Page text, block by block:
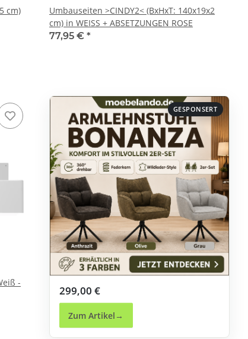
cm)
Umbauseiten >CINDY2< (BxHxT: 140x19x2
cm) in WEISS + ABSETZUNGEN ROSE
77,95 € *
-
GESPONSERT
299,00 €
Zum Artikel